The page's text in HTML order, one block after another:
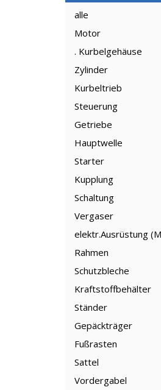
alle
Motor
. Kurbelgehäuse
Zylinder
Kurbeltrieb
Steuerung
Getriebe
Hauptwelle
Starter
Kupplung
Schaltung
Vergaser
elektr.Ausrüstung
Rahmen
Schutzbleche
Kraftstoffbehälter
Ständer
Gepäckträger
Fußrasten
Sattel
Vordergabel